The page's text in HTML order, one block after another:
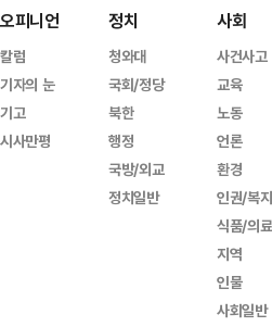
오피니언
칼럼
기자의 눈
기고
시사만평
정치
청와대
국회/정당
북한
행정
국방/외교
정치일반
사회
사건사고
교육
노동
언론
환경
인권/복지
식품/의료
지역
인물
사회일반